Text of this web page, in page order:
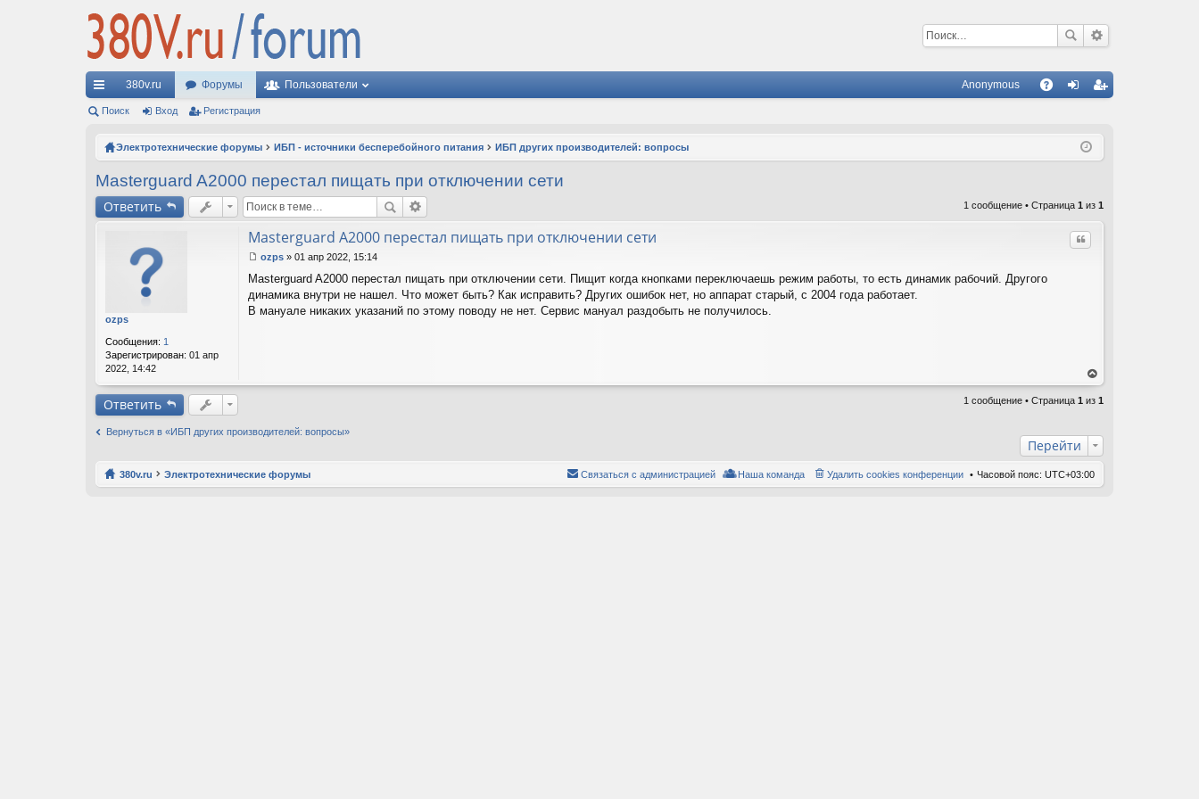
С
с
380v.ru Форумы Пользователи Anonymous
ис
ия
Поиск Вход Регистрация
Электротехнические форумы ИБП - источники бесперебойного питания ИБП других производителей: вопросы
Masterguard A2000 перестал пищать при отключении сети
Ответить 1 сообщение • Страница 1 из 1
ozps
Сообщения: 1
Зарегистрирован: 01 апр
2022, 14:42
Masterguard A2000 перестал пищать при отключении сети Цитата
о
о
б
ozps » 01 апр 2022, 15:14
Masterguard A2000 перестал пищать при отключении сети. Пищит когда кнопками переключаешь режим работы, то есть динамик рабочий. Другого
динамика внутри не нашел. Что может быть? Как исправить? Других ошибок нет, но аппарат старый, с 2004 года работает.
В мануале никаких указаний по этому поводу не нет. Сервис мануал раздобыть не получилось.
ер
ну
на
лу
Ответить 1 сообщение • Страница 1 из 1
Вернуться в «ИБП других производителей: вопросы»
Перейти
380v.ru Электротехнические форумы Часовой пояс: UTC+03:00
Удалить cookies конференции
Наша команда
Связаться с администрацией